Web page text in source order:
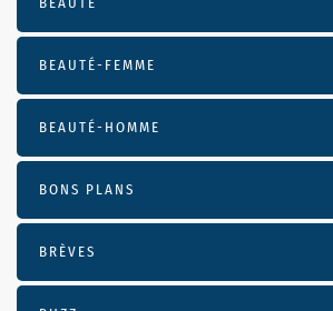
BEAUTÉ-FEMME
BEAUTÉ-HOMME
BONS PLANS
BRÈVES